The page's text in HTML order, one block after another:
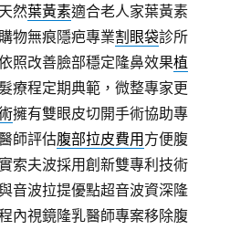
然葉黃素適合老人家葉黃素
物無痕隱疤專業割眼袋診所
照改善臉部穩定隆鼻效果植
療程定期典範，微整專家更
擁有雙眼皮切開手術協助專
師評估腹部拉皮費用方便腹
索夫波採用創新雙專利技術
音波拉提優點超音波資深隆
內視鏡隆乳醫師專案移除腹